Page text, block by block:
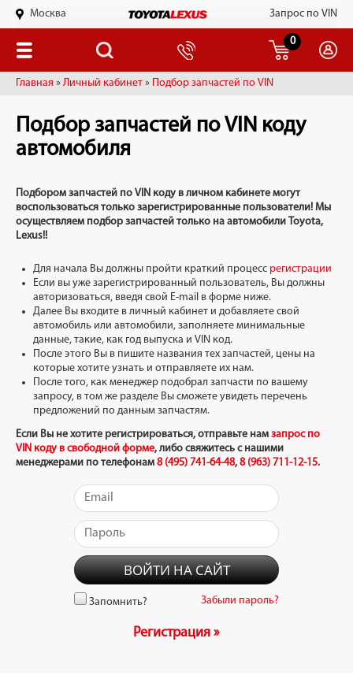
Москва Запрос по VIN
0
Главная » Личный кабинет » Подбор запчастей по VIN
Подбор запчастей по VIN коду
автомобиля
Подбором запчастей по VIN коду в личном кабинете могут
воспользоваться только зарегистрированные пользователи! Мы
осуществляем подбор запчастей только на автомобили Toyota,
Lexus!!
Для начала Вы должны пройти краткий процесс регистрации
Если вы уже зарегистрированный пользователь, Вы должны
авторизоваться, введя свой E-mail в форме ниже.
Далее Вы входите в личный кабинет и добавляете свой
автомобиль или автомобили, заполняете минимальные
данные, такие, как год выпуска и VIN код.
После этого Вы в пишите названия тех запчастей, цены на
которые хотите узнать и отправляете их нам.
После того, как менеджер подобрал запчасти по вашему
запросу, в том же разделе Вы сможете увидеть перечень
предложений по данным запчастям.
Если Вы не хотите регистрироваться, отправьте нам запрос по
VIN коду в свободной форме, либо свяжитесь с нашими
менеджерами по телефонам 8 (495) 741-64-48, 8 (963) 711-12-15.
Запомнить? Забыли пароль?
Регистрация »